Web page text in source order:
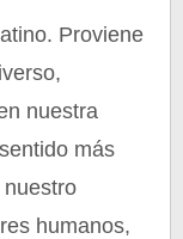
Proviene
nuestra
más
humanos,